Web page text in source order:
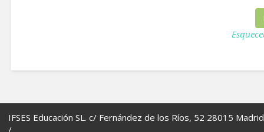
IFSES Educación SL. c/ Fernández de los Ríos, 52 28015